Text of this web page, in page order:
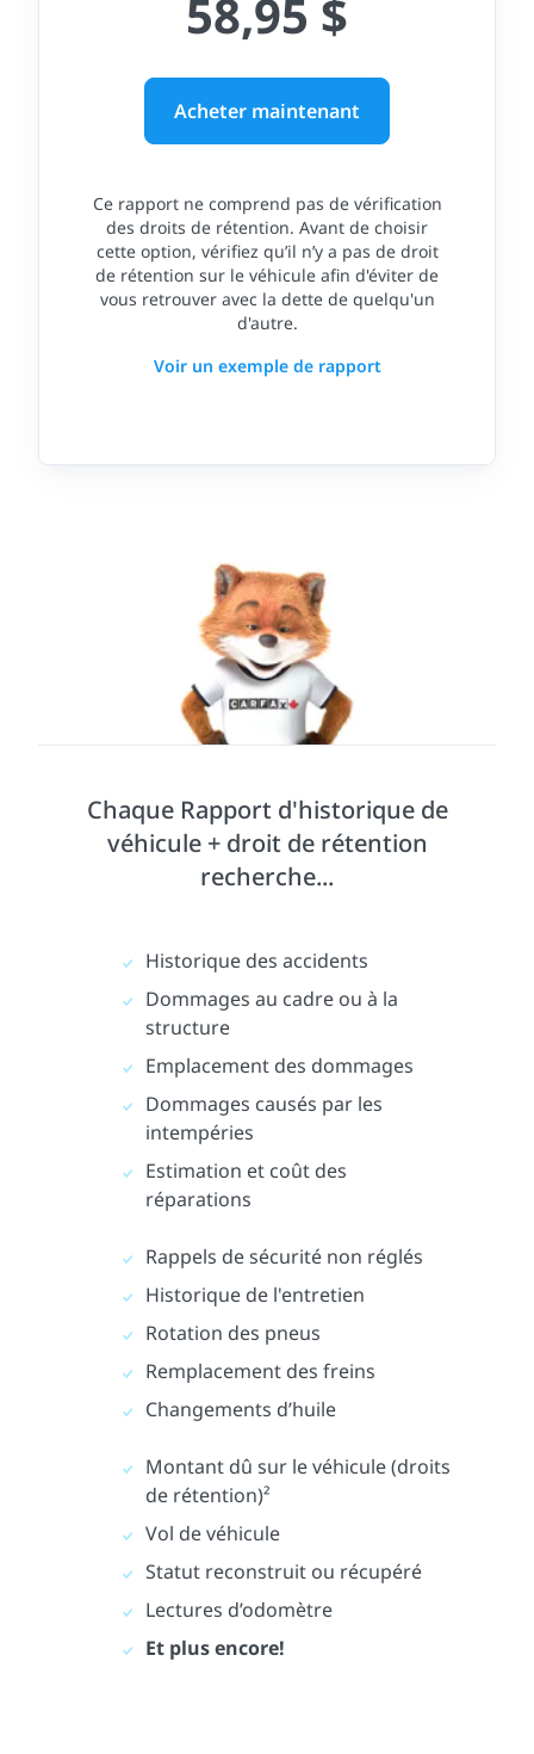
58,95 $
Acheter maintenant
Ce rapport ne comprend pas de vérification
des droits de rétention. Avant de choisir
cette option, vérifiez qu’il n’y a pas de droit
de rétention sur le véhicule afin d'éviter de
vous retrouver avec la dette de quelqu'un
d'autre.
Voir un exemple de rapport
Chaque Rapport d'historique de
véhicule + droit de rétention
recherche...
Historique des accidents
Dommages au cadre ou à la
structure
Emplacement des dommages
Dommages causés par les
intempéries
Estimation et coût des
réparations
Rappels de sécurité non réglés
Historique de l'entretien
Rotation des pneus
Remplacement des freins
Changements d’huile
Montant dû sur le véhicule (droits
de rétention)²
Vol de véhicule
Statut reconstruit ou récupéré
Lectures d’odomètre
Et plus encore!